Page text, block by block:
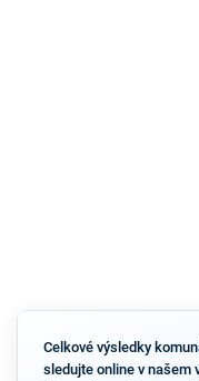
Celkové výsledky
sledujte online v našem